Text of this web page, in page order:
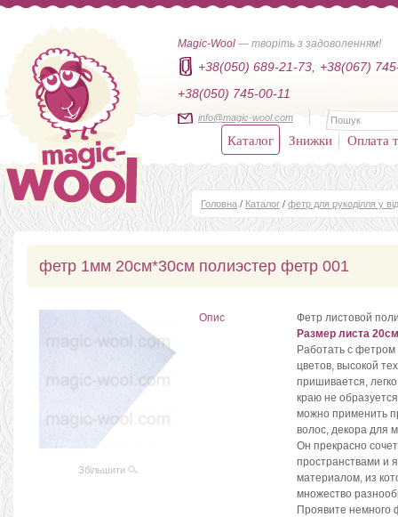
Magic-Wool — творіть з задоволенням!
+38(050) 689-21-73,
+38(067)
+38(050) 745-00-11
info@magic-wool.com
Каталог Знижки Оплата
Головна / Каталог / фетр для рукоділля у
фетр 1мм 20см*30см полиэстер фетр 001
Збільшити
Опис
Фетр листовой
Размер листа
Работать с фетром
цветов, высокой
пришивается,
краю не
можно применить
волос, декора для
Он прекрасно
пространствами и
материалом, из
множество
Проявите немного